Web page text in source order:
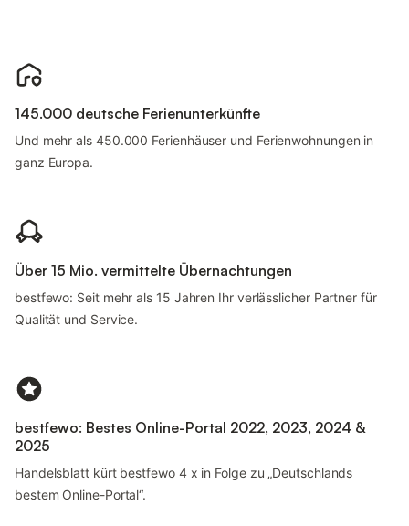
145.000 deutsche Ferienunterkünfte
Und mehr als 450.000 Ferienhäuser und Ferienwohnungen in
ganz Europa.
Über 15 Mio. vermittelte Übernachtungen
bestfewo: Seit mehr als 15 Jahren Ihr verlässlicher Partner für
Qualität und Service.
bestfewo: Bestes Online-Portal 2022, 2023, 2024 &
2025
Handelsblatt kürt bestfewo 4 x in Folge zu „Deutschlands
bestem Online-Portal“.